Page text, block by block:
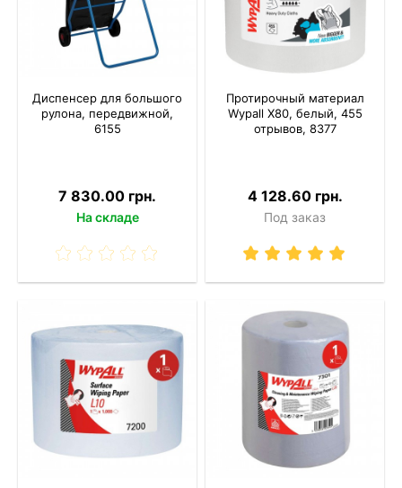
Диспенсер для большого
рулона, передвижной,
6155
7 830.00 грн.
На складе
Протирочный материал
Wypall X80, белый, 455
отрывов, 8377
4 128.60 грн.
Под заказ